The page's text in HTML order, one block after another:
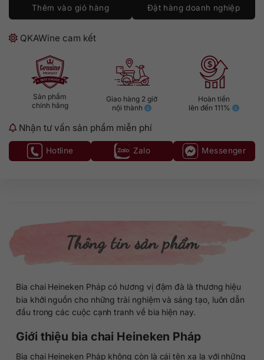
Thêm vào giỏ hàng Đặt hàng doanh nghiệp
QKAWine cam kết
Sản phẩm
chính hãng
Giao hàng 2 giờ
nội thành
Hoàn tiền
lên đến 111%
Nhận tư vấn sản phẩm miễn phí
Hotline Zalo Messenger
Thông tin sản phẩm
Bia chai Heineken Pháp có hương vị đậm đà là thương hiệu
bia khởi nguồn cho những trải nghiệm và sáng tạo, luôn dẫn
đầu trong các cuộc cạnh tranh về bia hiện nay.
Giới thiệu bia chai Heineken Pháp
Bia chai Heineken Pháp không còn là cái tên xa lạ với những